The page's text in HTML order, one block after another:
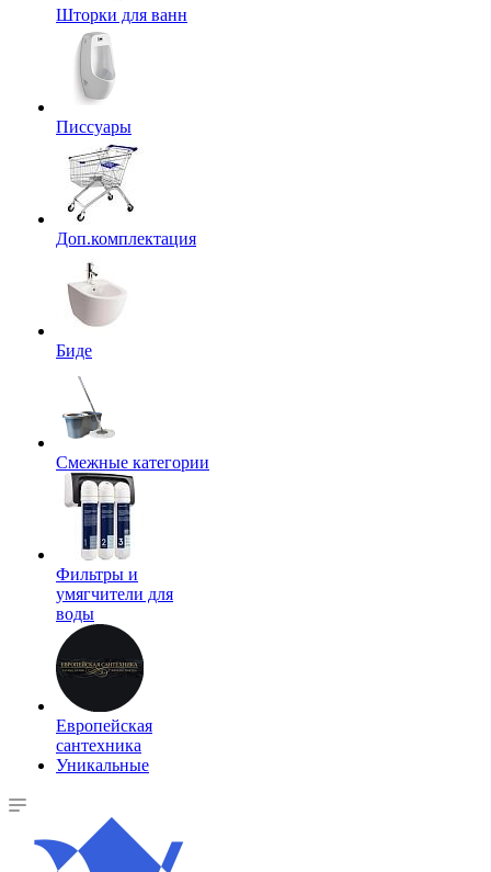
Шторки для ванн
Писсуары
Доп.комплектация
Биде
Смежные категории
Фильтры и
умягчители для
воды
Европейская
сантехника
Уникальные